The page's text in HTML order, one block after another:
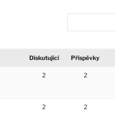
Diskutující Příspěvky
2 2
2 2